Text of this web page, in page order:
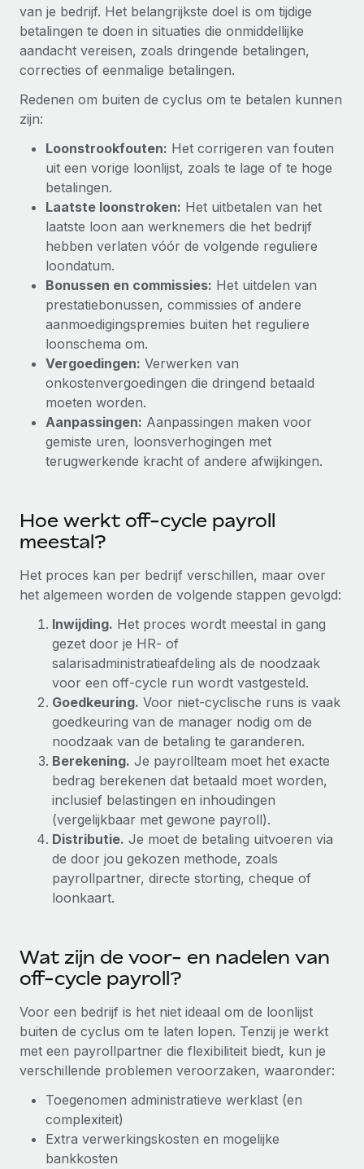
Zzp'ers internationaal onboarden en beheren
PEO
Ingewikkelde HR-taken eenvoudig uitbesteden
HR naadloos in workflows integreren
Platform
Ingebouwde essentiële HR-functies voor je team
Verbinden Nieuw
AI-tools koppelen aan Remote met onze MCP
Integraties
Processen stroomlijnen met essentiële zakelijke tools
DIENSTEN
Vraag een expert
Krijg hulp van global HR- en juridische experts
Achtergrondonderzoek
Compliance Watchtower
Blijf compliance-risico's voor
Apparaatbeheer
Lever en track wereldwijd IT-middelen
Entiteiten oprichten
Stel snel compliant entiteiten op
Mobiliteit en overplaatsing
Plaats werknemers moeiteloos over
Secundaire arbeidsvoorwaarden
Eenvoudig secundaire arbeidsvoorwaarden
beheren
GROEIFASE
Start-ups
Flexibele global HR en payroll solutions voor groeiende
Mid-market
Teams uitbreiden met HR solutions op maat
Enterprise
WERK MET ONS SAMEN
Strategische technologiepartners
Integreer global HR flexibel in je platform
Een partner worden
Ontdek hoe je met ons kunt samenwerken
Remote Build Binnenkort beschikbaar
Integraties en advies over AI-automatiseringen
Betalingscalculator voor zzp'ers
Ontdek valuta-opties en betaalsnelheden voor
internationale zzp'ers
LEREN MET REMOTE
Casestudy's
HR-woordenlijst
Checklists en templates
Bibliotheek met functiebeschrijvingen
Webinars
Evenementen
Newsroom
Inzicht in salaris en talent
Inzichtencentrum
Support
BLOG
Global Payroll
Contractor Management
Belastingen
Naar de blog
BLOG
Productupdates van Remote: Gusto- en Xero-
integraties en Contractor Management Plus
Het blijft de missie van Remote om alle soorten bedrijven
te helpen bij het aannemen, beheren en...
Meer informatie
Hoe Phiture 55 werknemers in 19 landen
beheert met Remote
mobiele groeiadviessector, zet zich sinds 2016...
Meer informatie
Nederlands
Français
Deutsch
Español
Italiano
Português (Portugal)
日本語
한국어
中文（简体）
Inloggen
van je bedrijf. Het belangrijkste doel is om tijdige
betalingen te doen in situaties die onmiddellijke
aandacht vereisen, zoals dringende betalingen,
correcties of eenmalige betalingen.
Redenen om buiten de cyclus om te betalen kunnen
zijn:
Loonstrookfouten: Het corrigeren van fouten
uit een vorige loonlijst, zoals te lage of te hoge
betalingen.
Laatste loonstroken: Het uitbetalen van het
laatste loon aan werknemers die het bedrijf
hebben verlaten vóór de volgende reguliere
loondatum.
Bonussen en commissies: Het uitdelen van
prestatiebonussen, commissies of andere
aanmoedigingspremies buiten het reguliere
loonschema om.
Vergoedingen: Verwerken van
onkostenvergoedingen die dringend betaald
moeten worden.
Aanpassingen: Aanpassingen maken voor
gemiste uren, loonsverhogingen met
terugwerkende kracht of andere afwijkingen.
Hoe werkt off-cycle payroll
meestal?
Het proces kan per bedrijf verschillen, maar over
het algemeen worden de volgende stappen gevolgd:
Inwijding. Het proces wordt meestal in gang
gezet door je HR- of
salarisadministratieafdeling als de noodzaak
voor een off-cycle run wordt vastgesteld.
Goedkeuring. Voor niet-cyclische runs is vaak
goedkeuring van de manager nodig om de
noodzaak van de betaling te garanderen.
Berekening. Je payrollteam moet het exacte
bedrag berekenen dat betaald moet worden,
inclusief belastingen en inhoudingen
(vergelijkbaar met gewone payroll).
Distributie. Je moet de betaling uitvoeren via
de door jou gekozen methode, zoals
payrollpartner, directe storting, cheque of
loonkaart.
Wat zijn de voor- en nadelen van
off-cycle payroll?
Voor een bedrijf is het niet ideaal om de loonlijst
buiten de cyclus om te laten lopen. Tenzij je werkt
met een payrollpartner die flexibiliteit biedt, kun je
verschillende problemen veroorzaken, waaronder:
Toegenomen administratieve werklast (en
complexiteit)
Extra verwerkingskosten en mogelijke
bankkosten